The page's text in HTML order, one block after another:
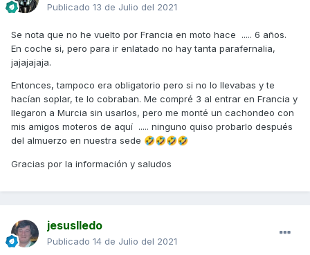
Publicado 13 de Julio del 2021
Se nota que no he vuelto por Francia en moto hace ..... 6 años.
En coche si, pero para ir enlatado no hay tanta parafernalia,
jajajajaja.
Entonces, tampoco era obligatorio pero si no lo llevabas y te
hacían soplar, te lo cobraban. Me compré 3 al entrar en Francia y
llegaron a Murcia sin usarlos, pero me monté un cachondeo con
mis amigos moteros de aquí ..... ninguno quiso probarlo después
del almuerzo en nuestra sede 🤣🤣🤣🤣
Gracias por la información y saludos
jesuslledo
Publicado 14 de Julio del 2021